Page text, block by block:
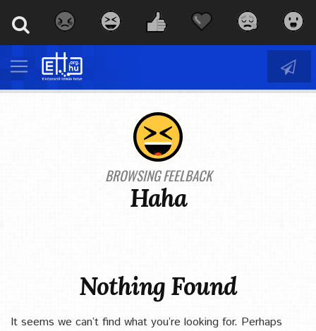
BROWSING FEELBACK
Haha
Nothing Found
It seems we can’t find what you’re looking for. Perhaps